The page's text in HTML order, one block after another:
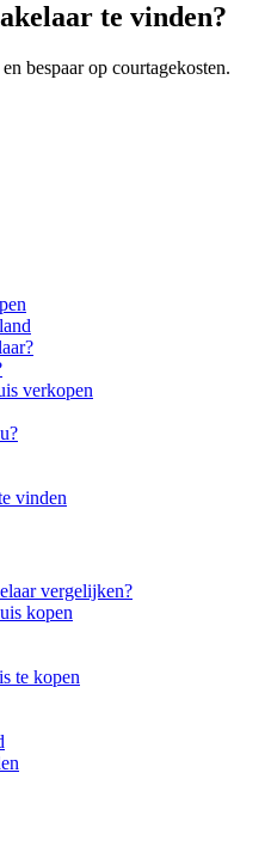
te vinden?
bespaar op courtagekosten.
verkopen
vinden
vergelijken?
kopen
te kopen